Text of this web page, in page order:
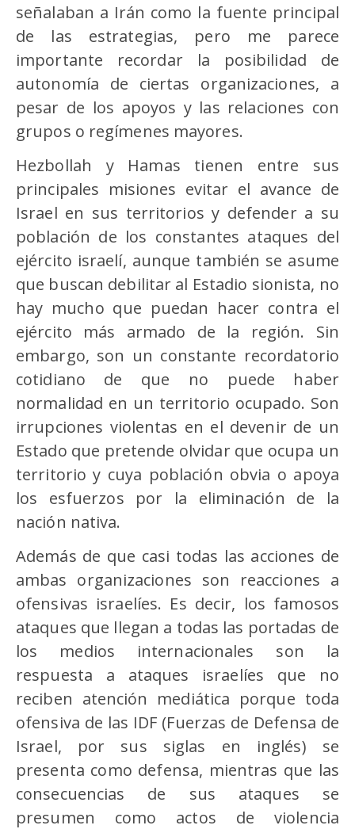
señalaban a Irán como la fuente principal
de las estrategias, pero me parece
importante recordar la posibilidad de
autonomía de ciertas organizaciones, a
pesar de los apoyos y las relaciones con
grupos o regímenes mayores.
Hezbollah y Hamas tienen entre sus
principales misiones evitar el avance de
Israel en sus territorios y defender a su
población de los constantes ataques del
ejército israelí, aunque también se asume
que buscan debilitar al Estadio sionista, no
hay mucho que puedan hacer contra el
ejército más armado de la región. Sin
embargo, son un constante recordatorio
cotidiano de que no puede haber
normalidad en un territorio ocupado. Son
irrupciones violentas en el devenir de un
Estado que pretende olvidar que ocupa un
territorio y cuya población obvia o apoya
los esfuerzos por la eliminación de la
nación nativa.
Además de que casi todas las acciones de
ambas organizaciones son reacciones a
ofensivas israelíes. Es decir, los famosos
ataques que llegan a todas las portadas de
los medios internacionales son la
respuesta a ataques israelíes que no
reciben atención mediática porque toda
ofensiva de las IDF (Fuerzas de Defensa de
Israel, por sus siglas en inglés) se
presenta como defensa, mientras que las
consecuencias de sus ataques se
presumen como actos de violencia